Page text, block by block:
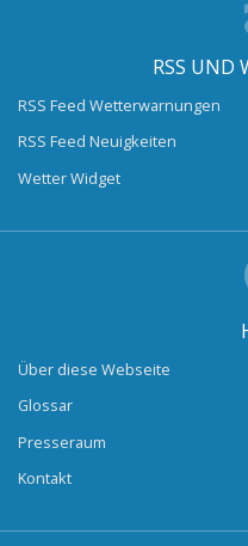
RSS UND
RSS Feed Wetterwarnungen
RSS Feed Neuigkeiten
Wetter Widget
Über diese Webseite
Glossar
Presseraum
Kontakt